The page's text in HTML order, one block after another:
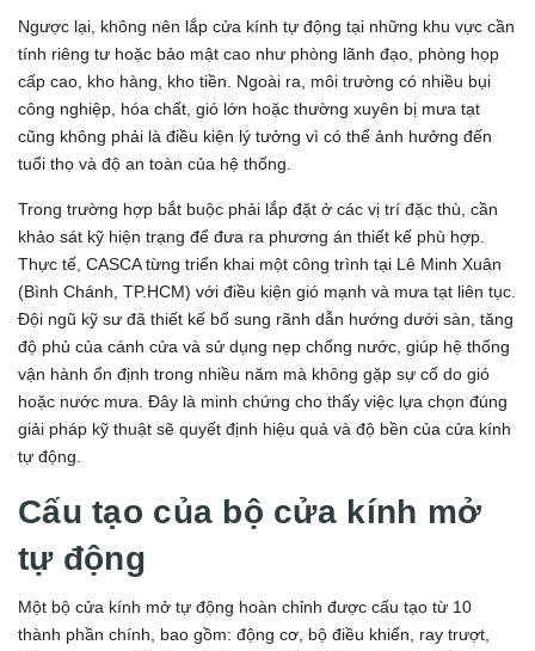
Ngược lại, không nên lắp cửa kính tự động tại những khu vực cần
tính riêng tư hoặc bảo mật cao như phòng lãnh đạo, phòng họp
cấp cao, kho hàng, kho tiền. Ngoài ra, môi trường có nhiều bụi
công nghiệp, hóa chất, gió lớn hoặc thường xuyên bị mưa tạt
cũng không phải là điều kiện lý tưởng vì có thể ảnh hưởng đến
tuổi thọ và độ an toàn của hệ thống.
Trong trường hợp bắt buộc phải lắp đặt ở các vị trí đặc thù, cần
khảo sát kỹ hiện trạng để đưa ra phương án thiết kế phù hợp.
Thực tế, CASCA từng triển khai một công trình tại Lê Minh Xuân
(Bình Chánh, TP.HCM) với điều kiện gió mạnh và mưa tạt liên tục.
Đội ngũ kỹ sư đã thiết kế bổ sung rãnh dẫn hướng dưới sàn, tăng
độ phủ của cánh cửa và sử dụng nẹp chống nước, giúp hệ thống
vận hành ổn định trong nhiều năm mà không gặp sự cố do gió
hoặc nước mưa. Đây là minh chứng cho thấy việc lựa chọn đúng
giải pháp kỹ thuật sẽ quyết định hiệu quả và độ bền của cửa kính
tự động.
Cấu tạo của bộ cửa kính mở
tự động
Một bộ cửa kính mở tự động hoàn chỉnh được cấu tạo từ 10
thành phần chính, bao gồm: động cơ, bộ điều khiển, ray trượt,